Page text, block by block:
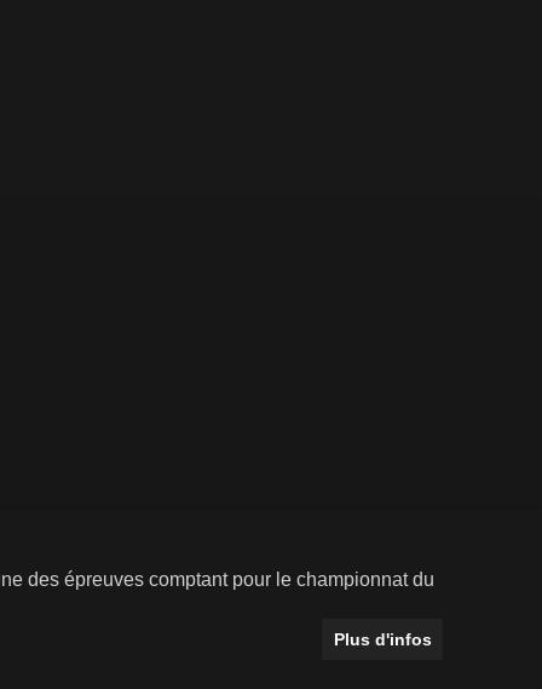
des épreuves comptant pour le championnat du
Plus d'infos